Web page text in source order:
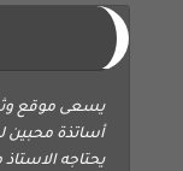
أساتذة محبين
يحتاجه